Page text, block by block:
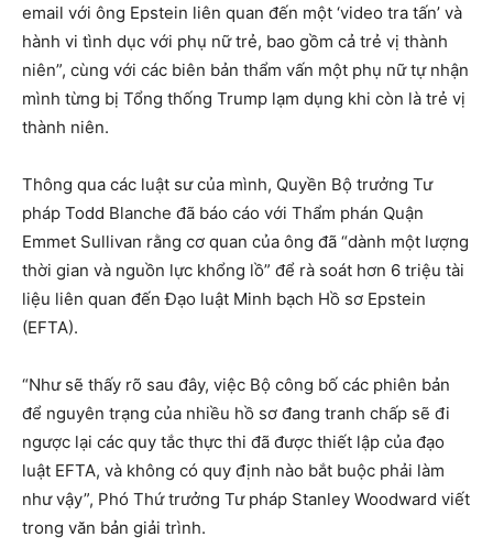
email với ông Epstein liên quan đến một ‘video tra tấn’ và
hành vi tình dục với phụ nữ trẻ, bao gồm cả trẻ vị thành
niên”, cùng với các biên bản thẩm vấn một phụ nữ tự nhận
mình từng bị Tổng thống Trump lạm dụng khi còn là trẻ vị
thành niên.
Thông qua các luật sư của mình, Quyền Bộ trưởng Tư
pháp Todd Blanche đã báo cáo với Thẩm phán Quận
Emmet Sullivan rằng cơ quan của ông đã “dành một lượng
thời gian và nguồn lực khổng lồ” để rà soát hơn 6 triệu tài
liệu liên quan đến Đạo luật Minh bạch Hồ sơ Epstein
(EFTA).
“Như sẽ thấy rõ sau đây, việc Bộ công bố các phiên bản
để nguyên trạng của nhiều hồ sơ đang tranh chấp sẽ đi
ngược lại các quy tắc thực thi đã được thiết lập của đạo
luật EFTA, và không có quy định nào bắt buộc phải làm
như vậy”, Phó Thứ trưởng Tư pháp Stanley Woodward viết
trong văn bản giải trình.